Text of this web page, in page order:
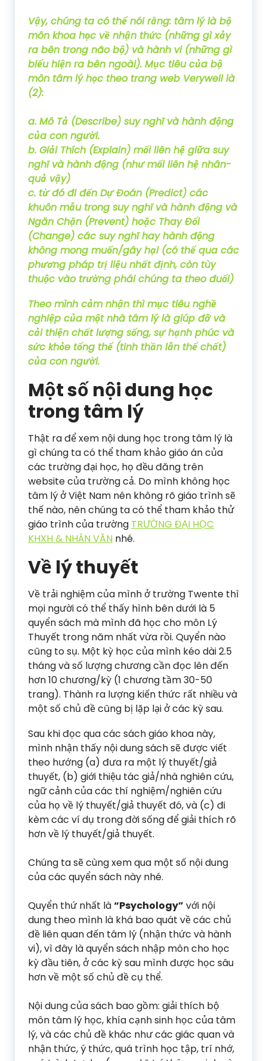
Vậy, chúng ta có thể nói rằng: tâm lý là bộ
môn khoa học về nhận thức (những gì xảy
ra bên trong não bộ) và hành vi (những gì
biểu hiện ra bên ngoài). Mục tiêu của bộ
môn tâm lý học theo trang web Verywell là
(2):
a. Mô Tả (Describe) suy nghĩ và hành động
của con người.
b. Giải Thích (Explain) mối liên hệ giữa suy
nghĩ và hành động (như mối liên hệ nhân-
quả vậy)
c. từ đó đi đến Dự Đoán (Predict) các
khuôn mẫu trong suy nghĩ và hành động và
Ngăn Chặn (Prevent) hoặc Thay Đổi
(Change) các suy nghĩ hay hành động
không mong muốn/gây hại (có thể qua các
phương pháp trị liệu nhất định, còn tùy
thuộc vào trường phái chúng ta theo đuổi)
Theo mình cảm nhận thìmục tiêu nghề
nghiệp của một nhà tâm lýlà giúp đỡ và
cải thiện chất lượng sống, sự hạnh phúc và
sức khỏe tổng thể (tinh thần lẫn thể chất)
của con người.
Một số nội dung học
trong tâm lý
Thật ra để xem nội dung học trong tâm lý là
gì chúng ta có thể tham khảo giáo án của
các trường đại học, họ đều đăng trên
website của trường cả. Do mình không học
tâm lý ở Việt Nam nên không rõ giáo trình sẽ
thế nào, nên chúng ta có thể tham khảo thử
giáo trình của trường TRƯỜNG ĐẠI HỌC
KHXH & NHÂN VĂN nhé.
Về lý thuyết
Về trải nghiệm của mình ở trường Twente thì
mọi người có thể thấy hình bên dưới là 5
quyển sách mà mình đã học cho môn Lý
Thuyết trong năm nhất vừa rồi. Quyển nào
cũng to sụ. Một kỳ học của mình kéo dài 2.5
tháng và số lượng chương cần đọc lên đến
hơn 10 chương/kỳ (1 chương tầm 30-50
trang). Thành ra lượng kiến thức rất nhiều và
một số chủ đề cũng bị lặp lại ở các kỳ sau.
Sau khi đọc qua các sách giáo khoa này,
mình nhận thấy nội dung sách sẽ được viết
theo hướng (a) đưa ra một lý thuyết/giả
thuyết, (b) giới thiệu tác giả/nhà nghiên cứu,
ngữ cảnh của các thí nghiệm/nghiên cứu
của họ về lý thuyết/giả thuyết đó, và (c) đi
kèm các ví dụ trong đời sống để giải thích rõ
hơn về lý thuyết/giả thuyết.
Chúng ta sẽ cùng xem qua một số nội dung
của các quyển sách này nhé.
Quyển thứ nhất là“Psychology” với nội
dung theo mình là khá bao quát về các chủ
đề liên quan đến tâm lý (nhận thức và hành
vi), vì đây là quyển sách nhập môn cho học
kỳ đầu tiên, ở các kỳ sau mình được học sâu
hơn về một số chủ đề cụ thể.
Nội dung của sách bao gồm: giải thích bộ
môn tâm lý học, khía cạnh sinh học của tâm
lý, và các chủ đề khác như các giác quan và
nhận thức, ý thức, quá trình học tập, trí nhớ,